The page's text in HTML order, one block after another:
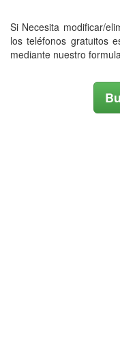
Si Necesita modificar/
los teléfonos gratuitos
mediante nuestro